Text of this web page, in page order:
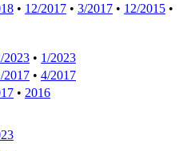
• 12/2017 • 3/2017 • 12/2015 •
2023 • 1/2023
2017 • 4/2017
• 2016